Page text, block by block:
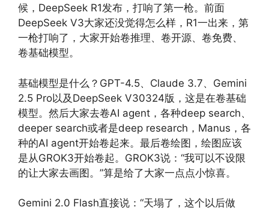
候，DeepSeek R1发布，打响了第一枪。前面
DeepSeek V3大家还没觉得怎么样，R1一出来，第
一枪打响了，大家开始卷推理、卷开源、卷免费、
卷基础模型。
基础模型是什么？GPT-4.5、Claude 3.7、Gemini
2.5 Pro以及DeepSeek V30324版，这是在卷基础
模型。然后大家去卷AI agent，各种deep search、
deeper search或者是deep research，Manus，各
种的AI agent开始卷起来。最后卷绘图，绘图应该
是从GROK3开始卷起。GROK3说：“我可以不设限
的让大家去画图。”算是给了大家一点点小惊喜。
Gemini 2.0 Flash直接说：“天塌了，这个以后做